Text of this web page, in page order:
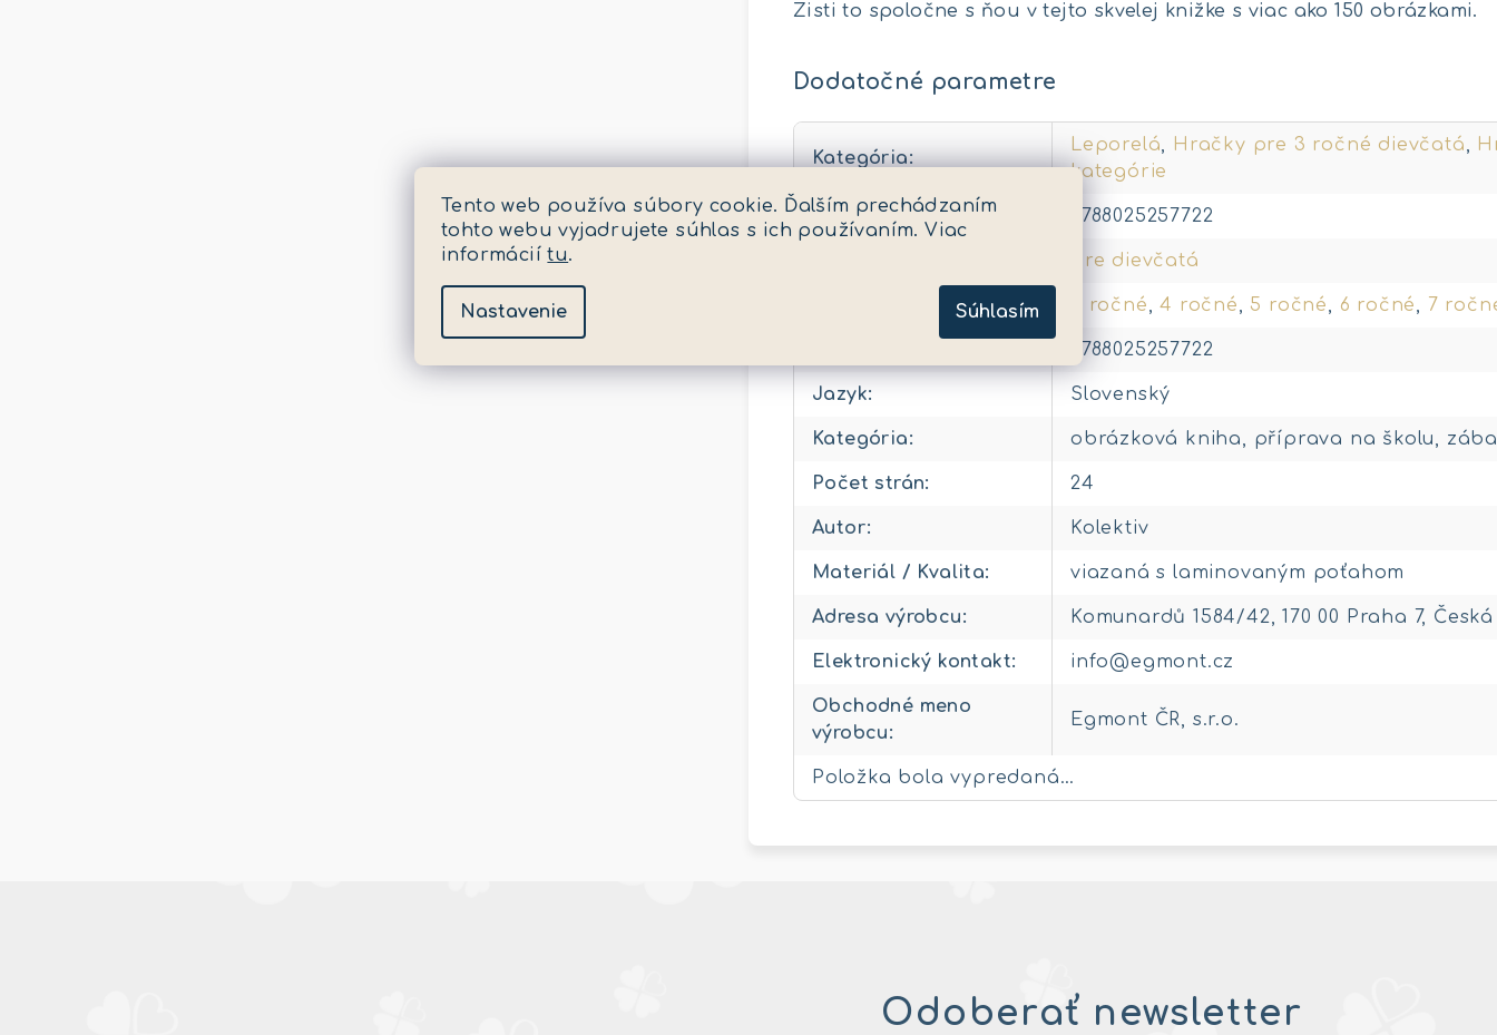
Tento web používa súbory cookie. Ďalším prechádzaním
tohto webu vyjadrujete súhlas s ich používaním. Viac
informáciítu.
Nastavenie Súhlasím
Zisti to spoločne s ňou v tejto skvelej knižke s viac ako 150 obrázkami.
Dodatočné parametre
Kategória:
Leporelá, Hračky pre 3 ročné dievčatá,
kategórie
EAN: 9788025257722
pre dievčatá
3 ročné,4 ročné, 5 ročné, 6 ročné, 7
9788025257722
Jazyk: Slovenský
Kategória: obrázková kniha, příprava na školu,
Počet strán: 24
Autor: Kolektiv
Materiál / Kvalita: viazaná s laminovaným poťahom
Adresa výrobcu: Komunardů 1584/42, 170 00 Praha 7,
Elektronický kontakt: info@egmont.cz
Obchodné meno
výrobcu:
Egmont ČR, s.r.o.
Položka bola vypredaná…
Odoberať newsletter